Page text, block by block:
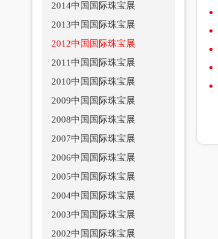
2014中国国际珠宝展
2013中国国际珠宝展
2012中国国际珠宝展
2011中国国际珠宝展
2010中国国际珠宝展
2009中国国际珠宝展
2008中国国际珠宝展
2007中国国际珠宝展
2006中国国际珠宝展
2005中国国际珠宝展
2004中国国际珠宝展
2003中国国际珠宝展
2002中国国际珠宝展